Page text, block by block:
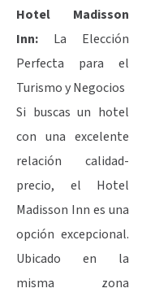
Hotel Madisson
Inn: La Elección
Perfecta para el
Turismo y Negocios
Si buscas un hotel
con una excelente
relación calidad-
precio, el Hotel
Madisson Inn es una
opción excepcional.
Ubicado en la
misma zona